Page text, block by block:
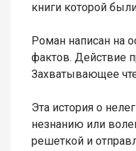
книги которой
Роман написан на
фактов. Действие
Захватывающее
Эта история о
незнанию или
решеткой и